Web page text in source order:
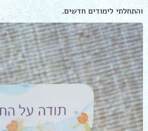
והתחלתי לימודים חדשים.